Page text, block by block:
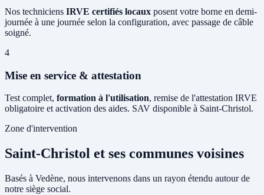
Nos techniciens IRVE certifiés locaux posent votre borne en demi-
journée à une journée selon la configuration, avec passage de câble
soigné.
4
Mise en service & attestation
Test complet, formation à l'utilisation, remise de l'attestation IRVE
obligatoire et activation des aides. SAV disponible à Saint-Christol.
Zone d'intervention
Saint-Christol et ses communes voisines
Basés à Vedène, nous intervenons dans un rayon étendu autour de
notre siège social.